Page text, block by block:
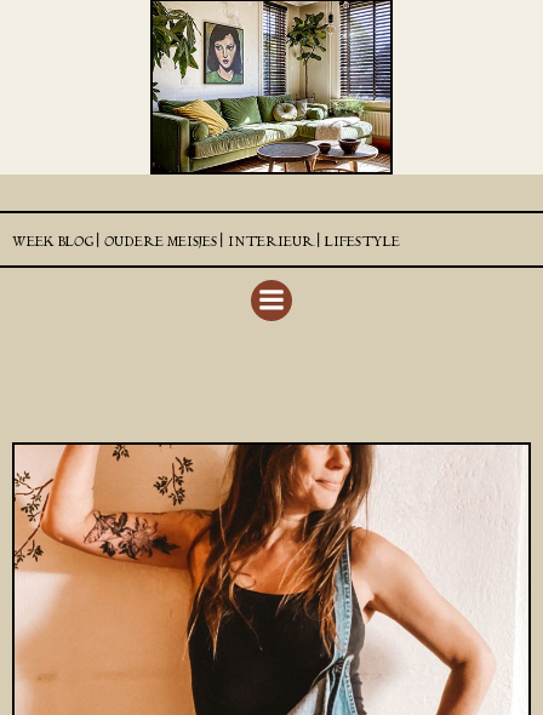
WEEK BLOG | OUDERE MEISJES | INTERIEUR | LIFESTYLE